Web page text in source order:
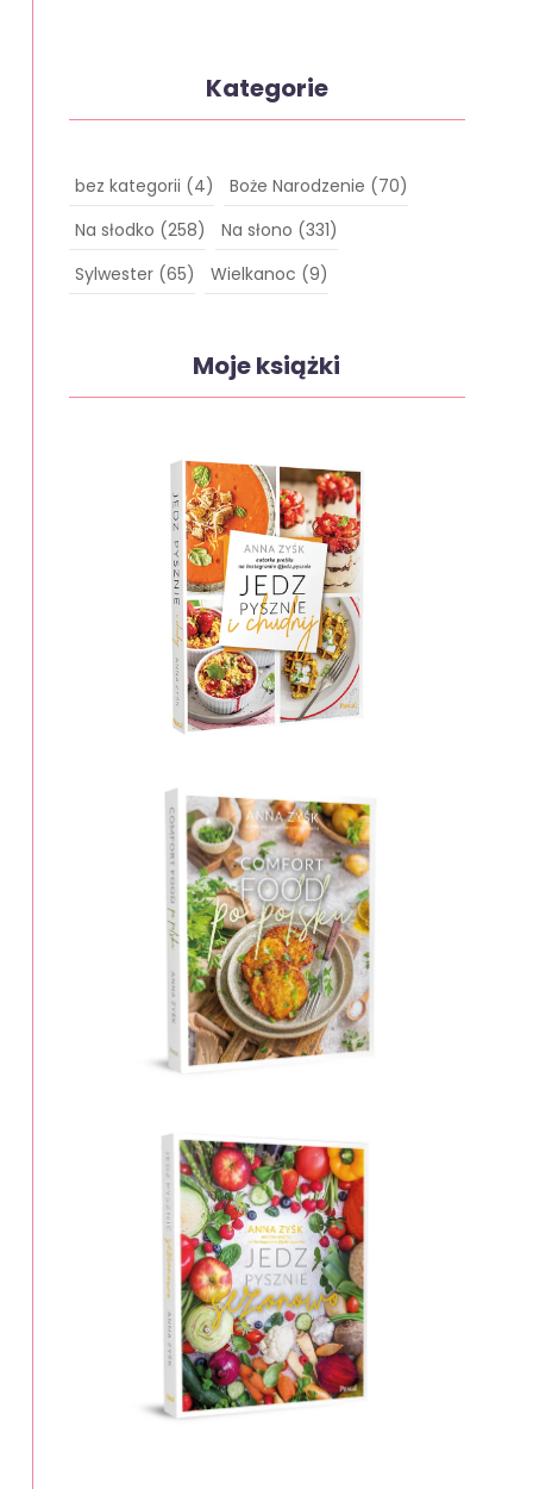
Kategorie
bez kategorii (4) Boże Narodzenie (70)
Na słodko (258) Na słono (331)
Sylwester(65) Wielkanoc (9)
Moje książki